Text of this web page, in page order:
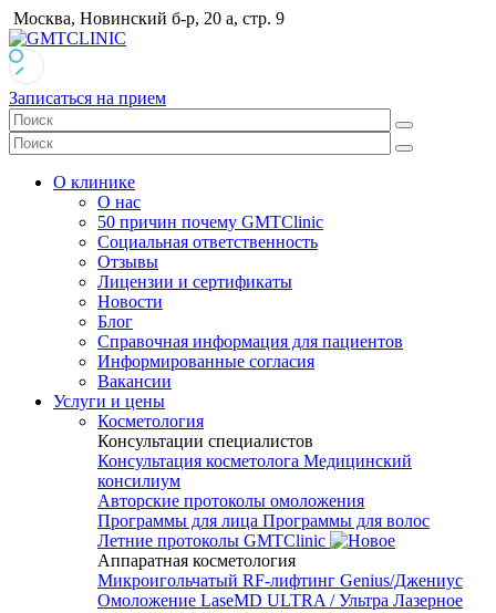
Москва, Новинский б-р, 20 а, стр. 9
Записаться на прием
О клинике
О нас
50 причин почему GMTClinic
Социальная ответственность
Отзывы
Лицензии и сертификаты
Новости
Блог
Справочная информация для пациентов
Информированные согласия
Вакансии
Услуги и цены
Косметология
Консультации специалистов
Консультация косметолога Медицинский
консилиум
Авторские протоколы омоложения
Программы для лица Программы для волос
Летние протоколы GMTClinic
Аппаратная косметология
Микроигольчатый RF-лифтинг Genius/Джениус
Омоложение LaseMD ULTRA / Ультра Лазерное